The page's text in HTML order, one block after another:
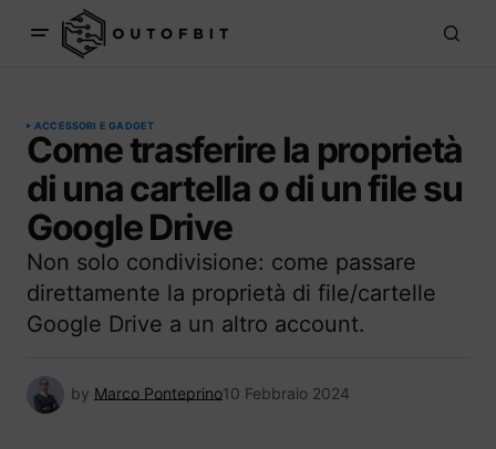
ACCESSORI E GADGET
Come trasferire la proprietà
di una cartella o di un file su
Google Drive
Non solo condivisione: come passare
direttamente la proprietà di file/cartelle
Google Drive a un altro account.
by Marco Ponteprino10 Febbraio 2024